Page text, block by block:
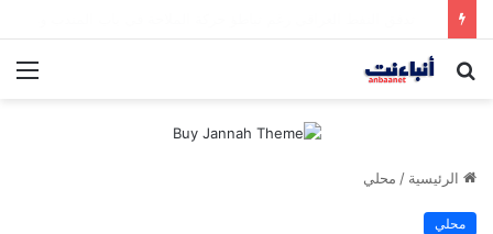
بحث
الرئيسية / محلي
محلي